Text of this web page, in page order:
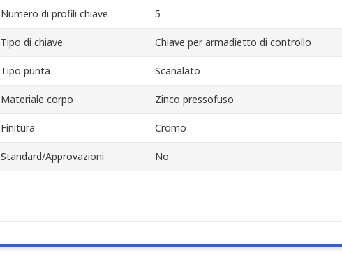
Numero di profili chiave 5
Tipo di chiave Chiave per armadietto di controllo
Tipo punta Scanalato
Materiale corpo Zinco pressofuso
Finitura Cromo
Standard/Approvazioni No